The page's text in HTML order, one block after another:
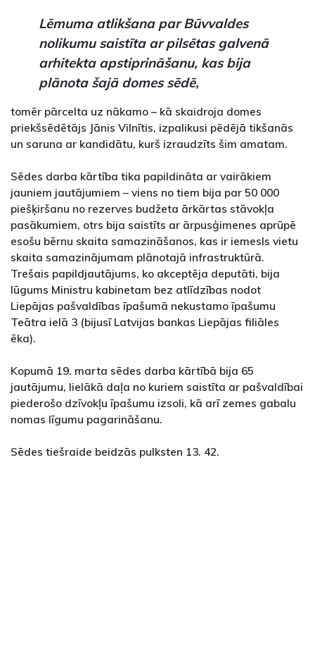
Lēmuma atlikšana par Būvvaldes
nolikumu saistīta ar pilsētas galvenā
arhitekta apstiprināšanu, kas bija
plānota šajā domes sēdē,
tomēr pārcelta uz nākamo – kā skaidroja domes
priekšsēdētājs Jānis Vilnītis, izpalikusi pēdējā tikšanās
un saruna ar kandidātu, kurš izraudzīts šim amatam.
Sēdes darba kārtība tika papildināta ar vairākiem
jauniem jautājumiem – viens no tiem bija par 50 000
piešķiršanu no rezerves budžeta ārkārtas stāvokļa
pasākumiem, otrs bija saistīts ar ārpusģimenes aprūpē
esošu bērnu skaita samazināšanos, kas ir iemesls vietu
skaita samazinājumam plānotajā infrastruktūrā.
Trešais papildjautājums, ko akceptēja deputāti, bija
lūgums Ministru kabinetam bez atlīdzības nodot
Liepājas pašvaldības īpašumā nekustamo īpašumu
Teātra ielā 3 (bijusī Latvijas bankas Liepājas filiāles
ēka).
Kopumā 19. marta sēdes darba kārtībā bija 65
jautājumu, lielākā daļa no kuriem saistīta ar pašvaldībai
piederošo dzīvokļu īpašumu izsoli, kā arī zemes gabalu
nomas līgumu pagarināšanu.
Sēdes tiešraide beidzās pulksten 13. 42.